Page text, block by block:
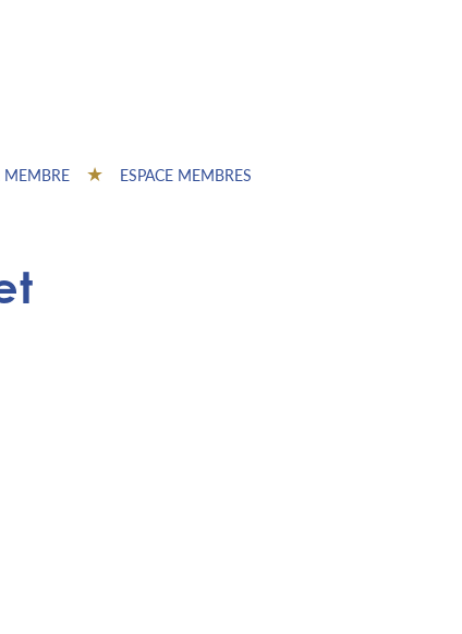
MEMBRE ESPACE MEMBRES